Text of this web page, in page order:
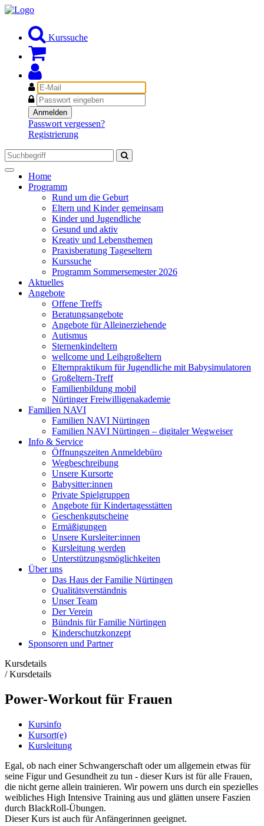
Kurssuche
E-
Mail
Passwort
Anmelden
Passwort vergessen?
Registrierung
Toggle
navigation
Home
Programm
Rund um die Geburt
Eltern und Kinder gemeinsam
Kinder und Jugendliche
Gesund und aktiv
Kreativ und Lebensthemen
Praxisberatung Tageseltern
Kurssuche
Programm Sommersemester 2026
Aktuelles
Angebote
Offene Treffs
Beratungsangebote
Angebote für Alleinerziehende
Autismus
Sternenkindeltern
wellcome und Leihgroßeltern
Elternpraktikum für Jugendliche mit Babysimulatoren
Großeltern-Treff
Familienbildung mobil
Nürtinger Freiwilligenakademie
Familien NAVI
Familien NAVI Nürtingen
Familien NAVI Nürtingen – digitaler Wegweiser
Info & Service
Öffnungszeiten Anmeldebüro
Wegbeschreibung
Unsere Kursorte
Babysitter:innen
Private Spielgruppen
Angebote für Kindertagesstätten
Geschenkgutscheine
Ermäßigungen
Unsere Kursleiter:innen
Kursleitung werden
Unterstützungsmöglichkeiten
Über uns
Das Haus der Familie Nürtingen
Qualitätsverständnis
Unser Team
Der Verein
Bündnis für Familie Nürtingen
Kinderschutzkonzept
Sponsoren und Partner
Kursdetails
/Kursdetails
Power-Workout für Frauen
Kursinfo
Kursort(e)
Kursleitung
Egal, ob nach einer Schwangerschaft oder um allgemein etwas für
seine Figur und Gesundheit zu tun - dieser Kurs ist für alle Frauen,
die nicht gerne allein trainieren. Wir powern uns durch ein spezielles
weibliches High Intensive Training aus und glätten unsere Faszien
durch BlackRoll-Übungen.
Dieser Kurs ist auch für Anfängerinnen geeignet.